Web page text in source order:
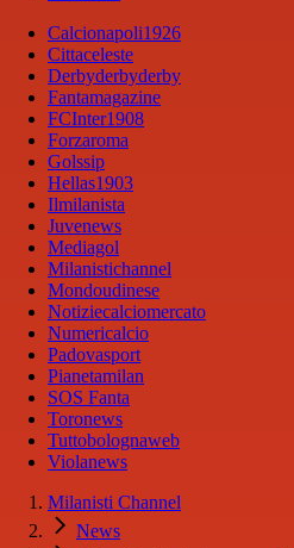
Calcionapoli1926
Cittaceleste
Derbyderbyderby
Fantamagazine
FCInter1908
Forzaroma
Golssip
Hellas1903
Ilmilanista
Juvenews
Mediagol
Milanistichannel
Mondoudinese
Notiziecalciomercato
Numericalcio
Padovasport
Pianetamilan
SOS Fanta
Toronews
Tuttobolognaweb
Violanews
Milanisti Channel
News